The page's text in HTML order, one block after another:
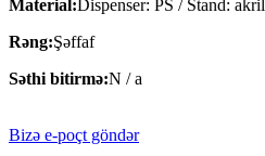
Material:Dispenser: PS / Stand: akril
Rəng:Şəffaf
Səthi bitirmə:N / a
Bizə e-poçt göndər